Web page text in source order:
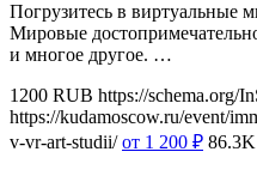
Погрузитесь в виртуальные
Мировые
и многое другое. …
1200 RUB https://schema.org/
https://kudamoscow.ru/event/
v-vr-art-studii/ от 1 200 ₽ 86.3K